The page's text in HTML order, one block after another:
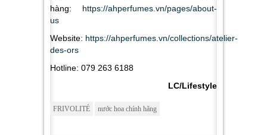
hàng:
https://ahperfumes.vn/pages/about-
us
Website: https://ahperfumes.vn/collections/atelier-
des-ors
Hotline: 079 263 6188
LC/Lifestyle
FRIVOLITÉ nước hoa chính hãng